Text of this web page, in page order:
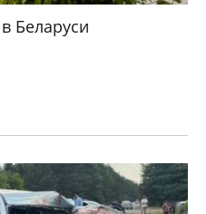
Беларуси